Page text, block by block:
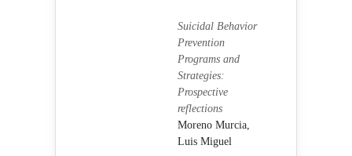
Suicidal Behavior
Prevention
Programs and
Strategies:
Prospective
reflections
Moreno Murcia,
Luis Miguel